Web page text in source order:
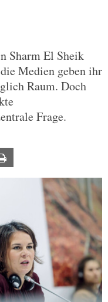
Sharm El Sheik
Medien geben ihr
Raum. Doch
Frage.